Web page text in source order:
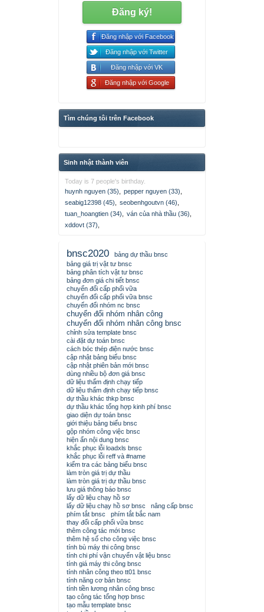
Đăng ký!
Đăng nhập với Facebook
Đăng nhập với Twitter
Đăng nhập với VK
Đăng nhập với Google
Tìm chúng tôi trên Facebook
Sinh nhật thành viên
Today is 7 people's birthday.
huynh nguyen (35)
pepper nguyen (33)
seabig12398 (45)
seobenhgoutvn (46)
tuan_hoangtien (34)
ván của nhà thầu (36)
xddovt (37)
bnsc2020
bảng dự thầu bnsc
bảng giá trị vật tư bnsc
bảng phân tích vật tư bnsc
bảng đơn giá chi tiết bnsc
chuyển đổi cấp phối vữa
chuyển đổi cấp phối vữa bnsc
chuyển đổi nhóm nc bnsc
chuyển đổi nhóm nhân công
chuyển đổi nhóm nhân công bnsc
chỉnh sửa template bnsc
cài đặt dự toán bnsc
cách bóc thép điện nước bnsc
cập nhật bảng biểu bnsc
cập nhật phiên bản mới bnsc
dùng nhiều bộ đơn giá bnsc
dữ liệu thẩm định chạy tiếp
dữ liệu thẩm định chạy tiếp bnsc
dự thầu khác thkp bnsc
dự thầu khác tổng hợp kinh phí bnsc
giao diện dự toán bnsc
giới thiệu bảng biểu bnsc
gộp nhóm công việc bnsc
hiện ẩn nội dung bnsc
khắc phục lỗi loadxls bnsc
khắc phục lỗi reff và #name
kiểm tra các bảng biểu bnsc
làm tròn giá trị dự thầu
làm tròn giá trị dự thầu bnsc
lưu giá thông báo bnsc
lấy dữ liệu chạy hồ sơ
lấy dữ liệu chạy hồ sơ bnsc
nâng cấp bnsc
phím tắt bnsc
phím tắt bắc nam
thay đổi cấp phối vữa bnsc
thêm công tác mới bnsc
thêm hệ số cho công việc bnsc
tính bù máy thi công bnsc
tính chi phí vận chuyển vật liệu bnsc
tính giá máy thi công bnsc
tính nhân công theo tt01 bnsc
tính năng cơ bản bnsc
tính tiền lương nhân công bnsc
tạo công tác tổng hợp bnsc
tạo mẫu template bnsc